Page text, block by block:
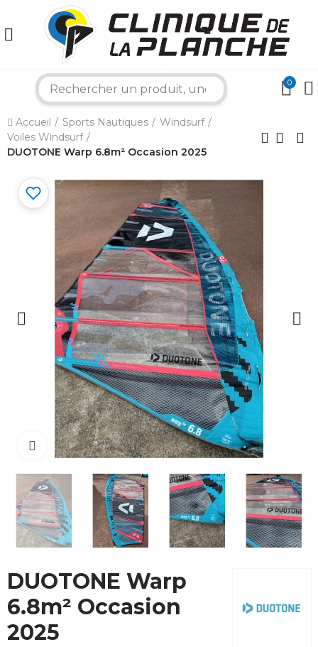
0
Accueil Sports Nautiques
Windsurf
Voiles Windsurf
DUOTONE Warp 6.8m² Occasion 2025
Cliquez pour agrandir
DUOTONE Warp
6.8m² Occasion
2025
×
Bonjour ! Je suis votre expert nautique.
Comment puis-je vous aider aujourd'hui ?